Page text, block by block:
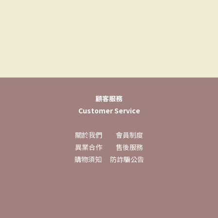
顧客服務
Customer Service
關於我們
會員制度
異業合作
售後服務
購物須知
防詐騙公告